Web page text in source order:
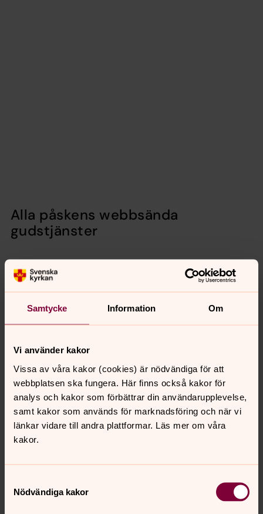
Samtycke Information Om
Vi använder kakor
Vissa av våra kakor (cookies) är nödvändiga för att
webbplatsen ska fungera. Här finns också kakor för
analys och kakor som förbättrar din användarupplevelse,
samt kakor som används för marknadsföring och när vi
länkar vidare till andra plattformar. Läs mer om våra
kakor.
Nödvändiga kakor
Alla påskens webbsända
gudstjänster
Play: Passionsandakt, måndag 29
mars 2021
under stilla veckan får du starta resan genom påskens
drama tillsammans med Frida Hägglund, pastor i
Play: Passionsandakt, tisdag 30
mars 2021
I den andra av påskens ekumeniska passionsandakter
följer vi Jesu ensamhet i Getsemane och vår ensamhet
tillsammans med prästen Kristoffer Hedman.
mars 2021